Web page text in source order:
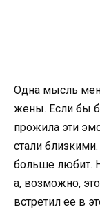
Одна мысль
жены. Если бы
прожила эти
стали
больше любит.
а, возможно,
встретил ее в